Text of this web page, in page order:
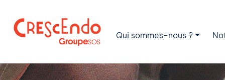
Qui sommes-nous ?